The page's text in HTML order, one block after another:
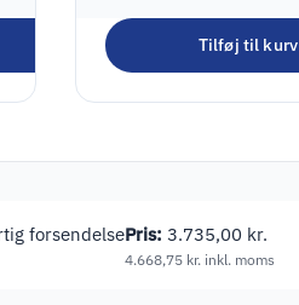
Tilføj til kurv
forsendelsePris: 3.735,00 kr.
4.668,75 kr. inkl. moms